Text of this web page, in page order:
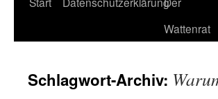
Wattenrat
Schlagwort-Archiv: